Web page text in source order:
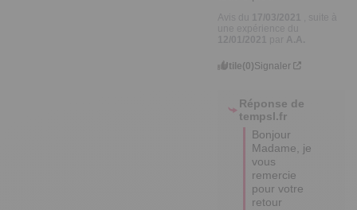
Utile(0)Signaler
Réponse de
tempsl.fr
Bonjour
Madame, je
vous
remercie
pour votre
retour